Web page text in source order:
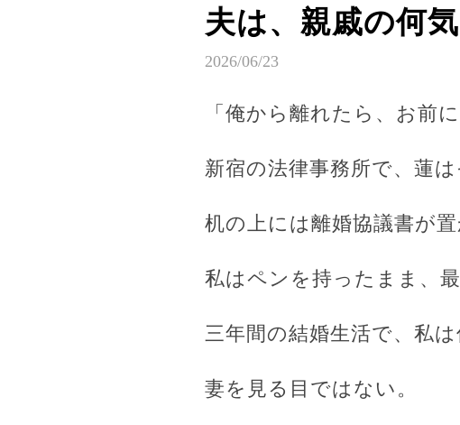
夫は、親戚の何
2026/06/23
「俺から離れたら、お前
新宿の法律事務所で、蓮
机の上には離婚協議書が置
私はペンを持ったまま、
三年間の結婚生活で、私
妻を見る目ではない。